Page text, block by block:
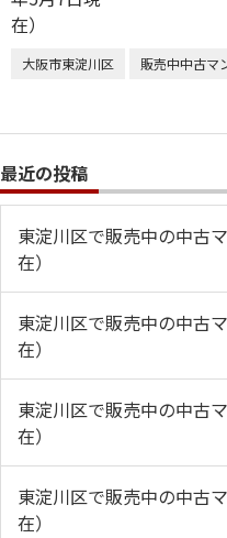
大阪市東淀川区 販売中中古マ
最近の投稿
東淀川区で販売中の中古
在）
東淀川区で販売中の中古
在）
東淀川区で販売中の中古
在）
東淀川区で販売中の中古
在）